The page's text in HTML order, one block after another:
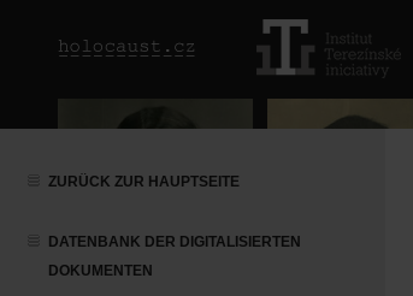
ZURÜCK ZUR HAUPTSEITE
DATENBANK DER DIGITALISIERTEN
DOKUMENTEN